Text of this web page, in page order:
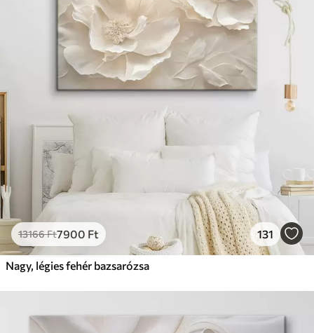
13166Ft7900 Ft 131
Nagy, légies fehér bazsarózsa